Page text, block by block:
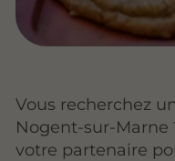
Vous recherchez
Nogent-sur-Marne
votre partenaire